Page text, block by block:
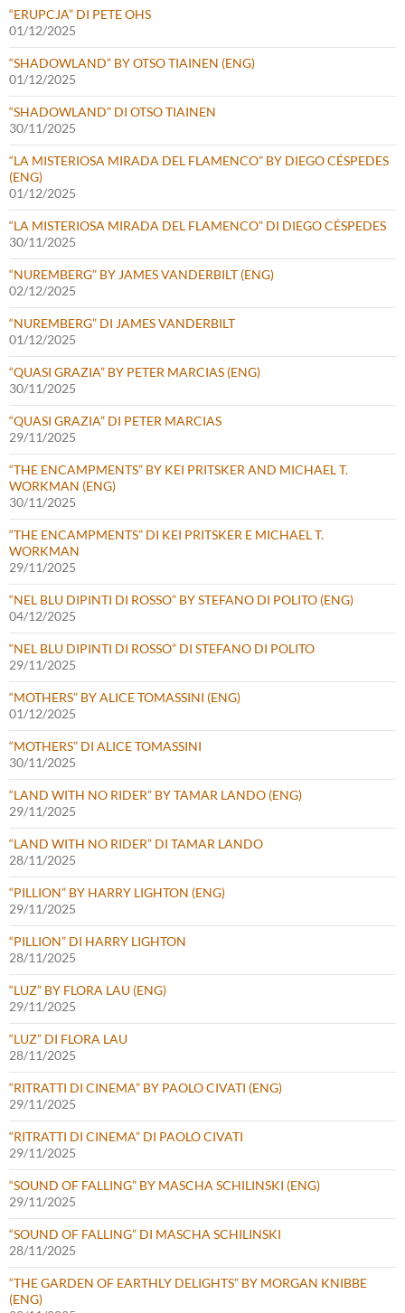
“ERUPCJA” DI PETE OHS
01/12/2025
“SHADOWLAND” BY OTSO TIAINEN (ENG)
01/12/2025
“SHADOWLAND” DI OTSO TIAINEN
30/11/2025
“LA MISTERIOSA MIRADA DEL FLAMENCO” BY DIEGO CÉSPEDES
(ENG)
01/12/2025
“LA MISTERIOSA MIRADA DEL FLAMENCO” DI DIEGO CÉSPEDES
30/11/2025
“NUREMBERG” BY JAMES VANDERBILT (ENG)
02/12/2025
“NUREMBERG” DI JAMES VANDERBILT
01/12/2025
“QUASI GRAZIA” BY PETER MARCIAS (ENG)
30/11/2025
“QUASI GRAZIA” DI PETER MARCIAS
29/11/2025
“THE ENCAMPMENTS” BY KEI PRITSKER AND MICHAEL T.
WORKMAN (ENG)
30/11/2025
“THE ENCAMPMENTS” DI KEI PRITSKER E MICHAEL T.
WORKMAN
29/11/2025
“NEL BLU DIPINTI DI ROSSO” BY STEFANO DI POLITO (ENG)
04/12/2025
“NEL BLU DIPINTI DI ROSSO” DI STEFANO DI POLITO
29/11/2025
“MOTHERS” BY ALICE TOMASSINI (ENG)
01/12/2025
“MOTHERS” DI ALICE TOMASSINI
30/11/2025
“LAND WITH NO RIDER” BY TAMAR LANDO (ENG)
29/11/2025
“LAND WITH NO RIDER” DI TAMAR LANDO
28/11/2025
“PILLION” BY HARRY LIGHTON (ENG)
29/11/2025
“PILLION” DI HARRY LIGHTON
28/11/2025
“LUZ” BY FLORA LAU (ENG)
29/11/2025
“LUZ” DI FLORA LAU
28/11/2025
“RITRATTI DI CINEMA” BY PAOLO CIVATI (ENG)
29/11/2025
“RITRATTI DI CINEMA” DI PAOLO CIVATI
29/11/2025
“SOUND OF FALLING” BY MASCHA SCHILINSKI (ENG)
29/11/2025
“SOUND OF FALLING” DI MASCHA SCHILINSKI
28/11/2025
“THE GARDEN OF EARTHLY DELIGHTS” BY MORGAN KNIBBE
(ENG)